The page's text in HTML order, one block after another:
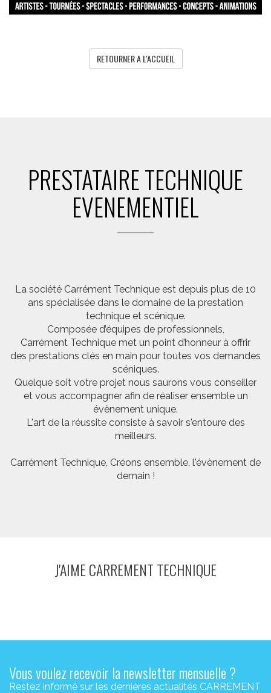
RETOURNER A L'ACCUEIL
PRESTATAIRE TECHNIQUE
EVENEMENTIEL
La société Carrément Technique est depuis plus de 10
ans spécialisée dans le domaine de la prestation
technique et scénique.
Composée d’équipes de professionnels,
Carrément Technique met un point d’honneur à offrir
des prestations clés en main pour toutes vos demandes
scéniques.
Quelque soit votre projet nous saurons vous conseiller
et vous accompagner afin de réaliser ensemble un
évènement unique.
L'art de la réussite consiste à savoir s'entoure des
meilleurs.
Carrément Technique, Créons ensemble, l'évènement de
demain !
J'AIME CARREMENT TECHNIQUE
Vous voulez recevoir la newsletter mensuelle ?
Restez informé sur les dernières actualités CARREMENT